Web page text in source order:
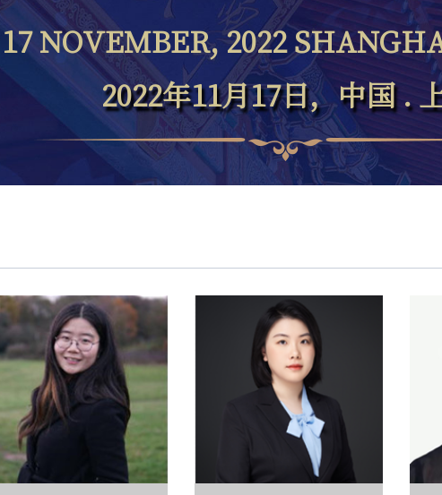
17 NOVEMBER, 2022
2022年11月17日，中国 .